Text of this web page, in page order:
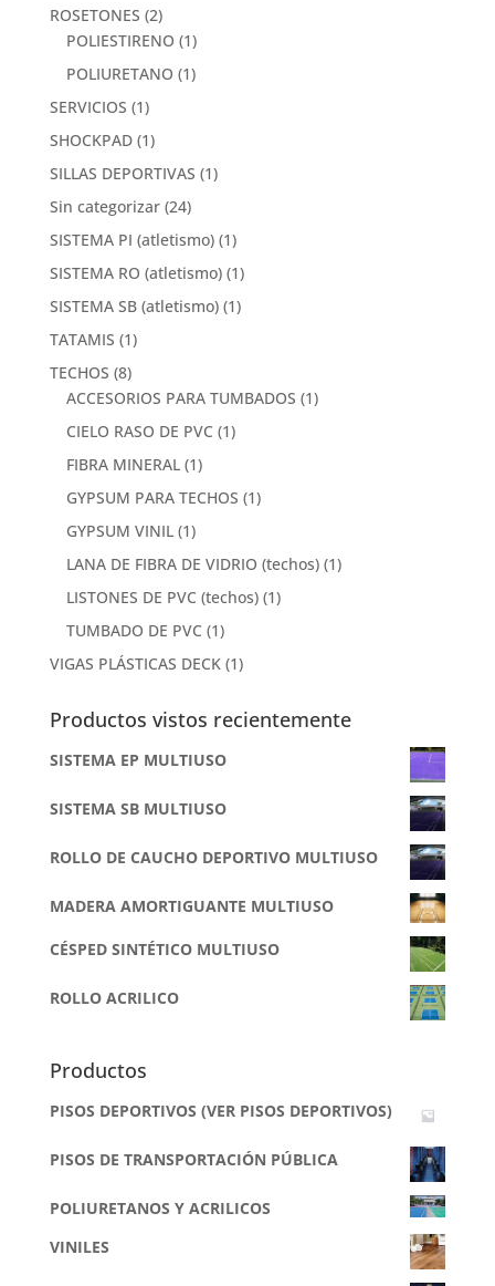
ROSETONES (2)
POLIESTIRENO (1)
POLIURETANO (1)
SERVICIOS (1)
SHOCKPAD (1)
SILLAS DEPORTIVAS (1)
Sin categorizar (24)
SISTEMA PI (atletismo) (1)
SISTEMA RO (atletismo) (1)
SISTEMA SB (atletismo) (1)
TATAMIS (1)
TECHOS (8)
ACCESORIOS PARA TUMBADOS (1)
CIELO RASO DE PVC (1)
FIBRA MINERAL (1)
GYPSUM PARA TECHOS (1)
GYPSUM VINIL (1)
LANA DE FIBRA DE VIDRIO (techos) (1)
LISTONES DE PVC (techos) (1)
TUMBADO DE PVC (1)
VIGAS PLÁSTICAS DECK (1)
Productos vistos recientemente
SISTEMA EP MULTIUSO
SISTEMA SB MULTIUSO
ROLLO DE CAUCHO DEPORTIVO MULTIUSO
MADERA AMORTIGUANTE MULTIUSO
CÉSPED SINTÉTICO MULTIUSO
ROLLO ACRILICO
Productos
PISOS DEPORTIVOS (VER PISOS DEPORTIVOS)
PISOS DE TRANSPORTACIÓN PÚBLICA
POLIURETANOS Y ACRILICOS
VINILES